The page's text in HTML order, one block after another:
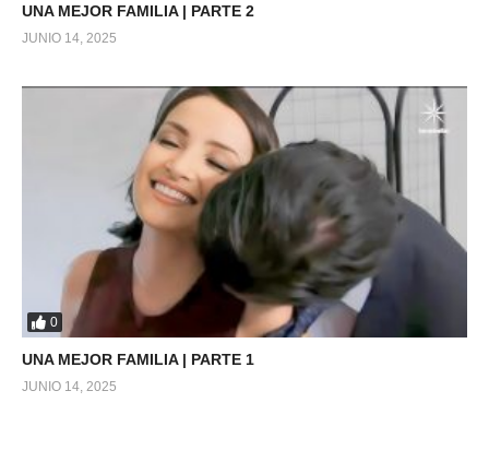
UNA MEJOR FAMILIA | PARTE 2
JUNIO 14, 2025
0
UNA MEJOR FAMILIA | PARTE 1
JUNIO 14, 2025